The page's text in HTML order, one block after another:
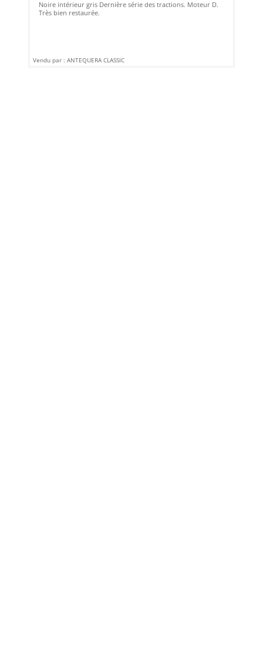
Noire intérieur gris Dernière série des tractions. Moteur D.
Très bien restaurée.
Vendu par : ANTEQUERA CLASSIC